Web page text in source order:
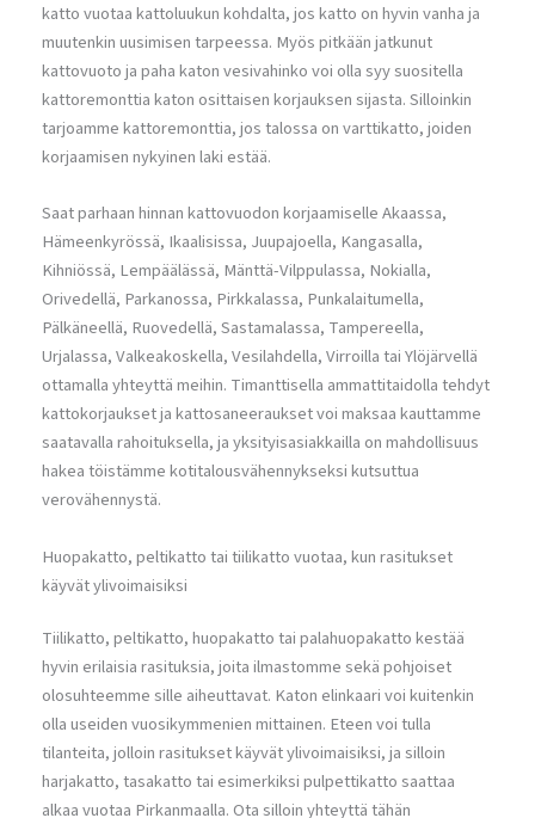
katto vuotaa kattoluukun kohdalta, jos katto on hyvin vanha ja
muutenkin uusimisen tarpeessa. Myös pitkään jatkunut
kattovuoto ja paha katon vesivahinko voi olla syy suositella
kattoremonttia katon osittaisen korjauksen sijasta. Silloinkin
tarjoamme kattoremonttia, jos talossa on varttikatto, joiden
korjaamisen nykyinen laki estää.
Saat parhaan hinnan kattovuodon korjaamiselle Akaassa,
Hämeenkyrössä, Ikaalisissa, Juupajoella, Kangasalla,
Kihniössä, Lempäälässä, Mänttä-Vilppulassa, Nokialla,
Orivedellä, Parkanossa, Pirkkalassa, Punkalaitumella,
Pälkäneellä, Ruovedellä, Sastamalassa, Tampereella,
Urjalassa, Valkeakoskella, Vesilahdella, Virroilla tai Ylöjärvellä
ottamalla yhteyttä meihin. Timanttisella ammattitaidolla tehdyt
kattokorjaukset ja kattosaneeraukset voi maksaa kauttamme
saatavalla rahoituksella, ja yksityisasiakkailla on mahdollisuus
hakea töistämme kotitalousvähennykseksi kutsuttua
verovähennystä.
Huopakatto, peltikatto tai tiilikatto vuotaa, kun rasitukset
käyvät ylivoimaisiksi
Tiilikatto, peltikatto, huopakatto tai palahuopakatto kestää
hyvin erilaisia rasituksia, joita ilmastomme sekä pohjoiset
olosuhteemme sille aiheuttavat. Katon elinkaari voi kuitenkin
olla useiden vuosikymmenien mittainen. Eteen voi tulla
tilanteita, jolloin rasitukset käyvät ylivoimaisiksi, ja silloin
harjakatto, tasakatto tai esimerkiksi pulpettikatto saattaa
alkaa vuotaa Pirkanmaalla. Ota silloin yhteyttä tähän